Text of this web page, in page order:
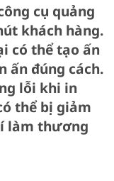
cụ quảng
khách hàng.
có thể tạo ấn
ấn đúng cách.
lỗi khi in
thể bị giảm
làm thương